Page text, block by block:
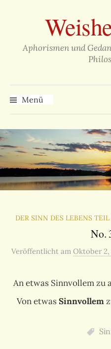
überspringen
Aphorismen und
Menü
DER SINN DES LEBENS TEIL
No.
Veröffentlicht am Oktober 2,
An etwas Sinnvollem zu
Von etwasSinnvollem